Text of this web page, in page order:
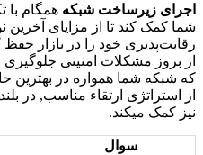
اجرای زیرساخت شبکه همگام با
شما کمک کند تا از مزایای آخرین
رقابت‌پذیری خود را در بازار
از بروز مشکلات امنیتی
که شبکه شما همواره در بهترین
از استراتژی ارتقاء مناسب, در
نیز کمک میکند.
سوال